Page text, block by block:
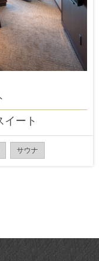
イート
サウナ